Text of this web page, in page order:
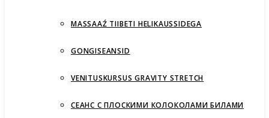
MASSAAŹ TIIBETI HELIKAUSSIDEGA
GONGISEANSID
VENITUSKURSUS GRAVITY STRETCH
СЕАНС С ПЛОСКИМИ КОЛОКОЛАМИ БИЛАМИ